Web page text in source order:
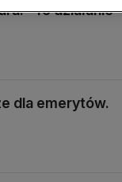
"To działanie
dla emerytów.